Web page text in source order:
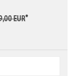
EUR*